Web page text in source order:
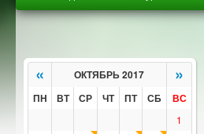
« ОКТЯБРЬ 2017 »
ПН ВТ СР ЧТ ПТ СБ ВС
1